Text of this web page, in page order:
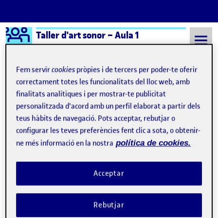
Saltar al contingut
Logo Ágora
Taller d'art sonor – Aula 1
Semestre 20242 - Aula 1 ¡Siempre EL MISTERIO DE ELCHE!
¡Siempre EL MISTERIO DE
ELCHE!
Úrsula Bischofberger Valdes
Corren tiempos ambiguos de diversificación y contradicciones en
los que las imágenes han tomado las calles y el sonido lucha por
Fem servircookies pròpies i de tercers per poder-te oferir
correctament totes les funcionalitats del lloc web, amb
finalitats analítiques i per mostrar-te publicitat
personalitzada d'acord amb un perfil elaborat a partir dels
teus hàbits de navegació. Pots acceptar, rebutjar o
configurar les teves preferències fent clic a sota, o obtenir-
ne més informació en la nostra política de cookies.
Rebutjar
Acceptar